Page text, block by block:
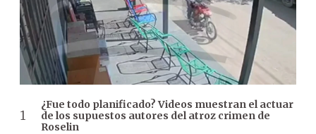
¿Fue todo planificado? Videos muestran el actuar
de los supuestos autores del atroz crimen de
Roselin